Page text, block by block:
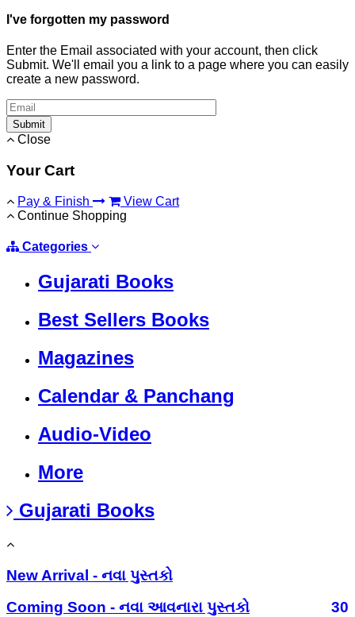
I've forgotten my password
Enter the Email associated with your account, then click
Submit. We'll email you a link to a page where you can easily
create a new password.
Submit
Close
Your Cart
Pay & Finish
View Cart
Continue Shopping
Categories
Gujarati Books
Best Sellers Books
Magazines
Calendar & Panchang
Audio-Video
More
Gujarati Books
New Arrival - નવા પુસ્તકો
Coming Soon - નવા આવનારા પુસ્તકો
30